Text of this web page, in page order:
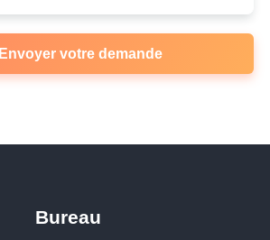
Envoyer votre demande
Bureau